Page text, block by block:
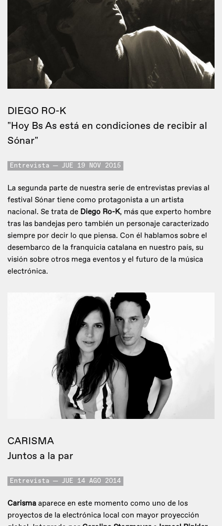
DIEGO RO-K
"Hoy Bs As está en condiciones de recibir al
Sónar"
Entrevista JUE 19 NOV 2015
La segunda parte de nuestra serie de entrevistas previas al
festival Sónar tiene como protagonista a un artista
nacional. Se trata de Diego Ro-K, más que experto hombre
tras las bandejas pero también un personaje caracterizado
siempre por decir lo que piensa. Con él hablamos sobre el
desembarco de la franquicia catalana en nuestro país, su
visión sobre otros mega eventos y el futuro de la música
electrónica.
CARISMA
Juntos a la par
Entrevista JUE 14 AGO 2014
Carisma aparece en este momento como uno de los
proyectos de la electrónica local con mayor proyección